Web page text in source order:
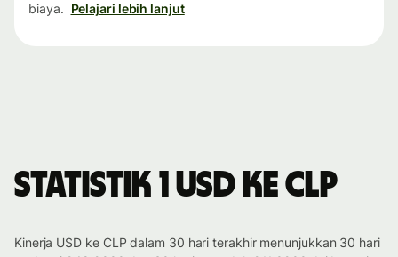
biaya. Pelajari lebih lanjut
Statistik 1 USD ke CLP
Kinerja USD ke CLP dalam 30 hari terakhir menunjukkan 30 hari